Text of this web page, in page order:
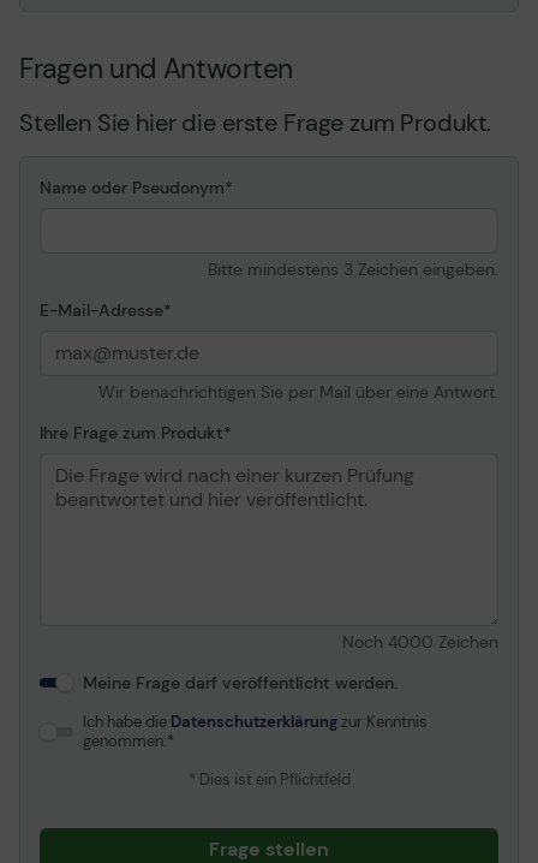
Fragen und Antworten
Stellen Sie hier die erste Frage zum Produkt.
Name oder Pseudonym
Bitte mindestens 3 Zeichen eingeben.
E-Mail-Adresse
Wir benachrichtigen Sie per Mail über eine Antwort.
Ihre Frage zum Produkt
Noch 4000 Zeichen
Meine Frage darf veröffentlicht werden.
Ich habe die Datenschutzerklärungzur Kenntnis
genommen.
* Dies ist ein Pflichtfeld
Frage stellen